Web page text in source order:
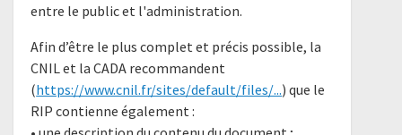
entre le public et l'administration.
Afin d’être le plus complet et précis possible, la
CNIL et la CADA recommandent
(https://www.cnil.fr/sites/default/files/...) que le
RIP contienne également :